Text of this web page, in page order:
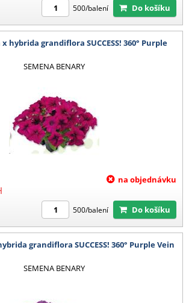
500/balení Do košíku
hybrida grandiflora SUCCESS! 360° Purple
SEMENA BENARY
na objednávku
500/balení Do košíku
grandiflora SUCCESS! 360° Purple Vein
SEMENA BENARY